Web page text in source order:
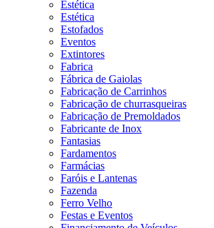
Estética
Estética
Estofados
Eventos
Extintores
Fabrica
Fábrica de Gaiolas
Fabricação de Carrinhos
Fabricação de churrasqueiras
Fabricação de Premoldados
Fabricante de Inox
Fantasias
Fardamentos
Farmácias
Faróis e Lantenas
Fazenda
Ferro Velho
Festas e Eventos